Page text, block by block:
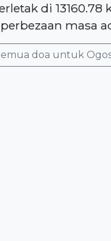
di
masa
doa untuk